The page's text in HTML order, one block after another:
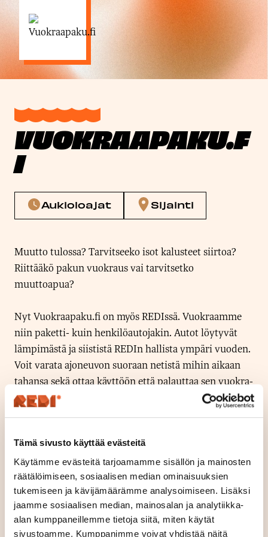
Tämä sivusto käyttää evästeitä
Käytämme evästeitä tarjoamamme sisällön ja mainosten
räätälöimiseen, sosiaalisen median ominaisuuksien
tukemiseen ja kävijämäärämme analysoimiseen. Lisäksi
jaamme sosiaalisen median, mainosalan ja analytiikka-
alan kumppaneillemme tietoja siitä, miten käytät
sivustoamme. Kumppanimme voivat yhdistää näitä
VUOKRAAPAKU.F
I
Aukioloajat Sijainti
Muutto tulossa? Tarvitseeko isot kalusteet siirtoa?
Riittääkö pakun vuokraus vai tarvitsetko
muuttoapua?
Nyt Vuokraapaku.fi on myös REDIssä. Vuokraamme
niin paketti- kuin henkilöautojakin. Autot löytyvät
lämpimästä ja siististä REDIn hallista ympäri vuoden.
Voit varata ajoneuvon suoraan netistä mihin aikaan
tahansa sekä ottaa käyttöön että palauttaa sen vuokra-
ajan sisällä koska tahansa. Lähetämme ohjeet
sähköpostiisi ja tekstiviestin kännykkääsi, millä saat
Nyt on pakettiauton ja henkilöauton vuokraus
helppoa ja edullista!
Sijainti